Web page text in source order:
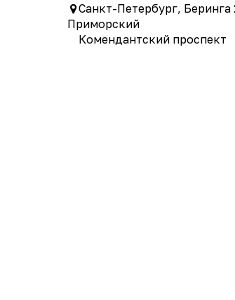
Санкт-Петербург, Беринга
Приморский
Комендантский проспект